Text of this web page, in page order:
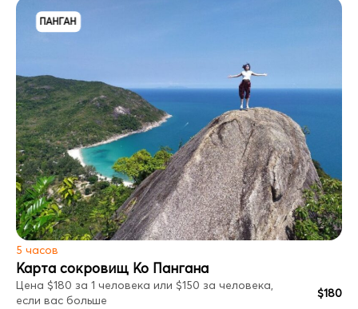
ПАНГАН
5 часов
Карта сокровищ Ко Пангана
Цена $180 за 1 человека или $150 за человека,
если вас больше
$180